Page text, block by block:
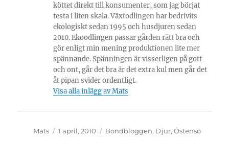
köttet direkt till konsumenter, som jag börjat
testa i liten skala. Växtodlingen har bedrivits
ekologiskt sedan 1995 och husdjuren sedan
2010. Ekoodlingen passar gården rätt bra och
gör enligt min mening produktionen lite mer
spännande. Spänningen är visserligen på gott
och ont, går det bra är det extra kul men går det
åt pipan svider ordentligt.
Visa alla inlägg av Mats
Författare
Mats
Publicerat
1 april, 2010 Kategorier
Bondbloggen, Djur,Östensö